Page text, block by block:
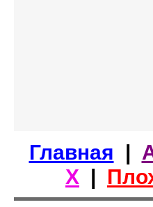
Главная |
Х |